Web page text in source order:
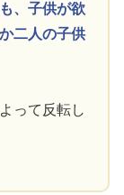
、子供が欲
二人の子供
って反転し